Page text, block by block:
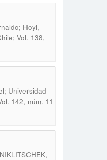
Hoyl,
Vol. 138,
Universidad
142, núm. 11